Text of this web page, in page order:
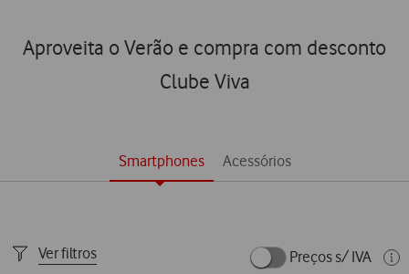
Aproveita o Verão e compra com desconto
Clube Viva
Smartphones Acessórios
Ver filtros Preços s/ IVA